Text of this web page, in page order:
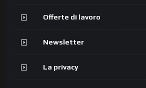
Offerte di lavoro
Newsletter
La privacy